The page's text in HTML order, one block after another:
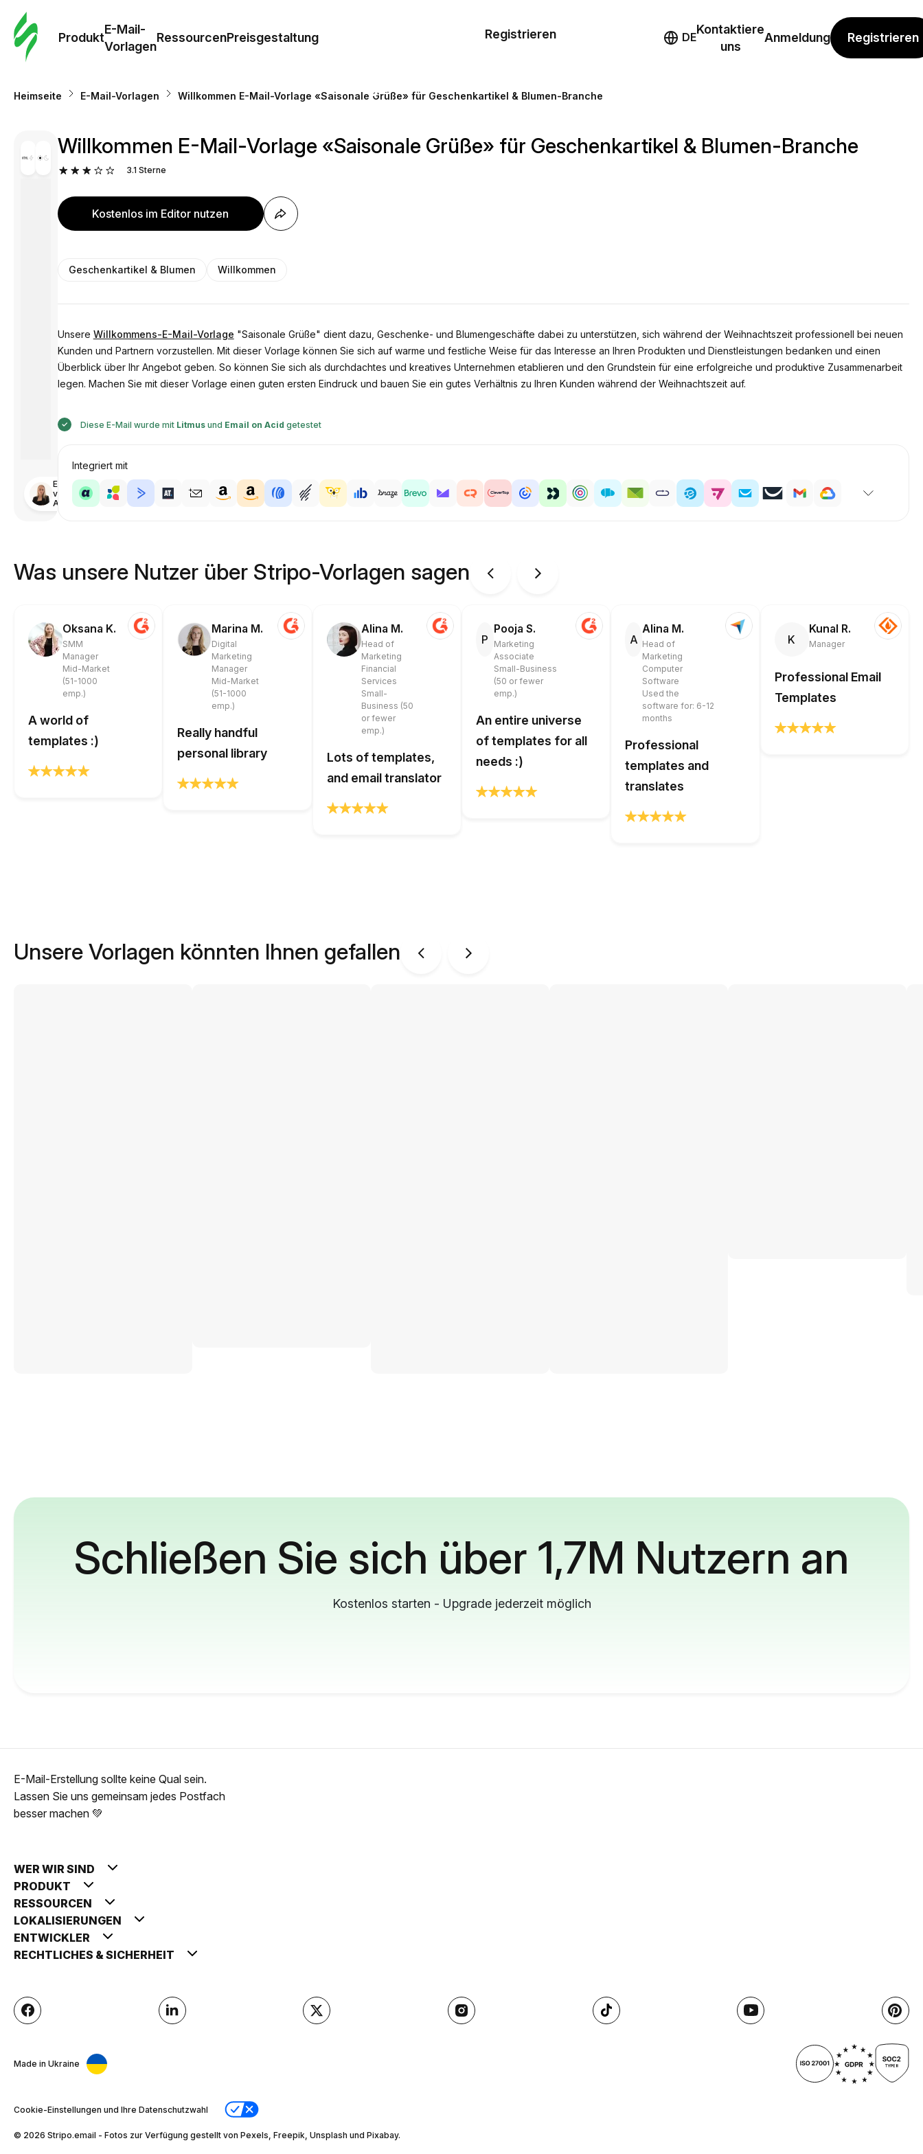
Produkt
E-Mail-
Vorlagen
RessourcenPreisgestaltung Registrieren DE
Kontaktiere
uns
Anmeldung Registrieren
Heimseite E-Mail-Vorlagen Willkommen E-Mail-Vorlage «Saisonale Grüße» für Geschenkartikel & Blumen-Branche
Entworfen
von
Anastasiia
Willkommen E-Mail-Vorlage «Saisonale Grüße» für Geschenkartikel & Blumen-Branche
3.1 Sterne
Kostenlos im Editor nutzen
Geschenkartikel & Blumen Willkommen
Unsere Willkommens-E-Mail-Vorlage "Saisonale Grüße" dient dazu, Geschenke- und Blumengeschäfte dabei zu unterstützen, sich während der Weihnachtszeit professionell bei neuen
Kunden und Partnern vorzustellen. Mit dieser Vorlage können Sie sich auf warme und festliche Weise für das Interesse an Ihren Produkten und Dienstleistungen bedanken und einen
Überblick über Ihr Angebot geben. So können Sie sich als durchdachtes und kreatives Unternehmen etablieren und den Grundstein für eine erfolgreiche und produktive Zusammenarbeit
legen. Machen Sie mit dieser Vorlage einen guten ersten Eindruck und bauen Sie ein gutes Verhältnis zu Ihren Kunden während der Weihnachtszeit auf.
Diese E-Mail wurde mit Litmusund Email on Acid getestet
Integriert mit
Was unsere Nutzer über Stripo-Vorlagen sagen
Oksana K.
SMM
Manager
Mid-Market
(51-1000
emp.)
A world of
templates :)
Marina M.
Digital
Marketing
Manager
Mid-Market
(51-1000
emp.)
Really handful
personal library
Alina M.
Head of
Marketing
Financial
Services
Small-
Business (50
or fewer
emp.)
Lots of templates,
and email translator
P
Pooja S.
Marketing
Associate
Small-Business
(50 or fewer
emp.)
An entire universe
of templates for all
needs :)
A
Alina M.
Head of
Marketing
Computer
Software
Used the
software for: 6-12
months
Professional
templates and
translates
K
Kunal R.
Manager
Professional Email
Templates
Unsere Vorlagen könnten Ihnen gefallen
Schließen Sie sich über 1,7M Nutzern an
Kostenlos starten - Upgrade jederzeit möglich
E-Mail-Erstellung sollte keine Qual sein.
Lassen Sie uns gemeinsam jedes Postfach
besser machen 💚
WER WIR SIND
PRODUKT
RESSOURCEN
LOKALISIERUNGEN
ENTWICKLER
RECHTLICHES & SICHERHEIT
Made in Ukraine
Cookie-Einstellungen und Ihre Datenschutzwahl
© 2026 Stripо.email - Fotos zur Verfügung gestellt von Pexels, Freepik, Unsplash und Pixabay.